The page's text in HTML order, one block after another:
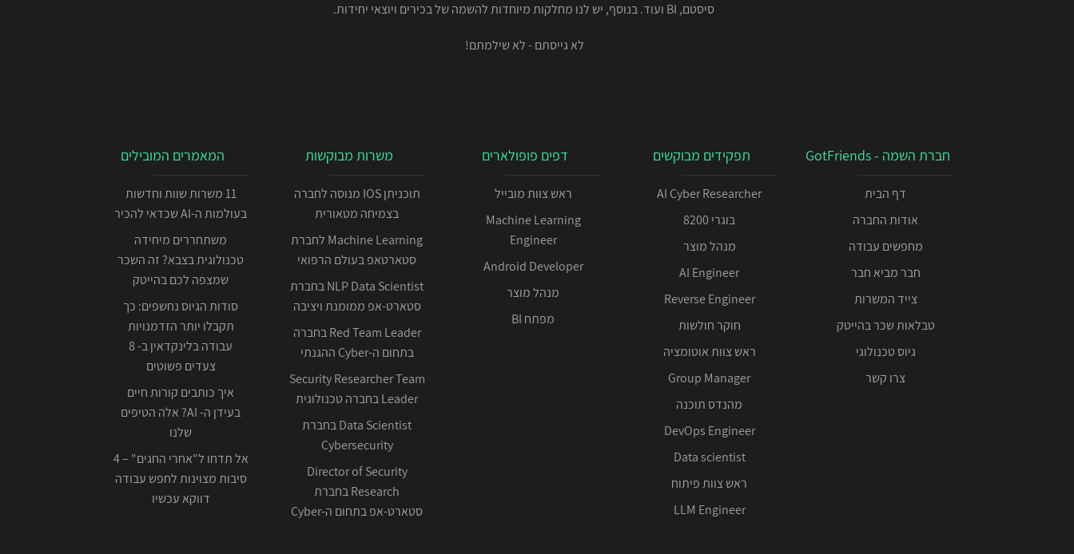
סיסטם, BI ועוד. בנוסף, יש לנו מחלקות מיוחדות להשמה של בכירים ויוצאי יחידות.
לא גייסתם - לא שילמתם!
חברת השמה - GotFriends
דף הבית
אודות החברה
מחפשים עבודה
חבר מביא חבר
צייד המשרות
טבלאות שכר בהייטק
גיוס טכנולוגי
צרו קשר
תפקידים מבוקשים
AI Cyber Researcher
בוגרי 8200
מנהל מוצר
AI Engineer
Reverse Engineer
חוקר חולשות
ראש צוות אוטומציה
Group Manager
מהנדס תוכנה
DevOps Engineer
Data scientist
ראש צוות פיתוח
LLM Engineer
דפים פופולארים
ראש צוות מובייל
Machine Learning
Engineer
Android Developer
מנהל מוצר
מפתח BI
משרות מבוקשות
תוכניתן IOS מנוסה לחברה
בצמיחה מטאורית
Machine Learning לחברת
סטארטאפ בעולם הרפואי
NLP Data Scientist בחברת
סטארט-אפ ממומנת ויציבה
Red Team Leader בחברה
בתחום ה-Cyber ההגנתי
Security Researcher Team
Leader בחברה טכנולוגית
Data Scientist בחברת
Cybersecurity
Director of Security
Research בחברת
סטארט-אפ בתחום ה-Cyber
המאמרים המובילים
11 משרות שוות וחדשות
בעולמות ה-AI שכדאי להכיר
משתחררים מיחידה
טכנולוגית בצבא? זה השכר
שמצפה לכם בהייטק
סודות הגיוס נחשפים: כך
תקבלו יותר הזדמנויות
עבודה בלינקדאין ב- 8
צעדים פשוטים
איך כותבים קורות חיים
בעידן ה- AI? אלה הטיפים
שלנו
אל תדחו ל"אחרי החגים" – 4
סיבות מצוינות לחפש עבודה
דווקא עכשיו